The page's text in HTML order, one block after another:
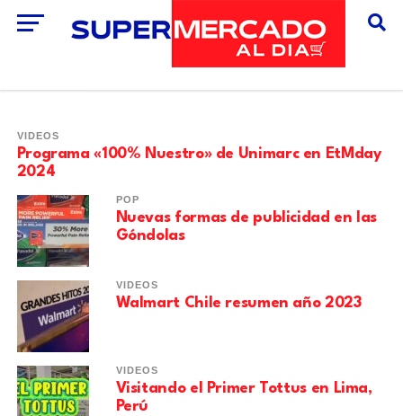
VIDEOS
Programa «100% Nuestro» de Unimarc en EtMday
2024
POP
Nuevas formas de publicidad en las
Góndolas
VIDEOS
Walmart Chile resumen año 2023
VIDEOS
Visitando el Primer Tottus en Lima,
Perú